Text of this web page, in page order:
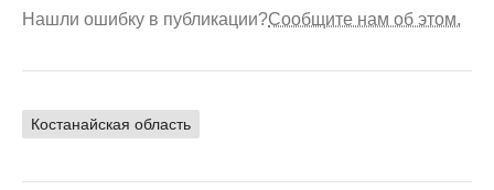
Нашли ошибку в публикации?Сообщите нам об этом.
Костанайская область